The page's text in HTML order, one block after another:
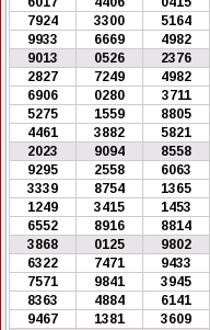
7924
3300 5164
9933
6669 4982
9013
0526 2376
2827
7249 4982
6906
0280 3711
5275
1559 8805
4461
3882 5821
2023
9094 8558
9295
2558 6063
3339
8754 1365
1249
3415 1453
6552
8916 8814
3868
0125 9802
6322
7471 9433
7571
9841 3945
8363
4884 6141
9467
1381 3609